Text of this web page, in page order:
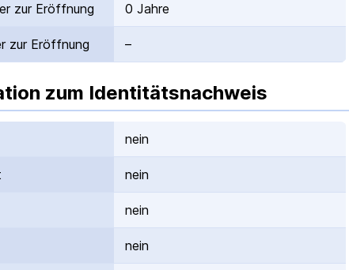
zur Eröffnung 0 Jahre
zur Eröffnung –
zum Identitätsnachweis
nein
nein
nein
nein